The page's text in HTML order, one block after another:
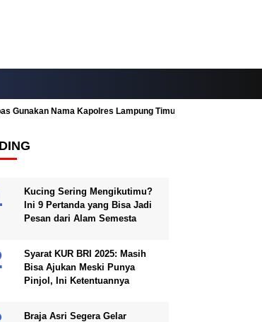
Gunakan Nama Kapolres Lampung Timur
Kucing Sering Mengikutimu?
Ini 9 Pertanda yang Bisa Jadi
Pesan dari Alam Semesta
Syarat KUR BRI 2025: Masih
Bisa Ajukan Meski Punya
Pinjol, Ini Ketentuannya
Braja Asri Segera Gelar